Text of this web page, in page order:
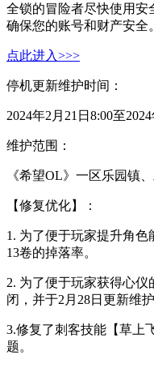
全锁的冒险者尽快使用安
确保您的账号和财产安全。
点此进入>>>
停机更新维护时间：
2024年2月21 日 8:00至
维护范围：
《希望OL》一区乐园镇
【修复优化】 ：
1. 为了便于玩家提升角色
13卷的掉落率。
2. 为了便于玩家获得心仪
闭，并于2月28日更新维
3.修复了刺客技能【草上
题。